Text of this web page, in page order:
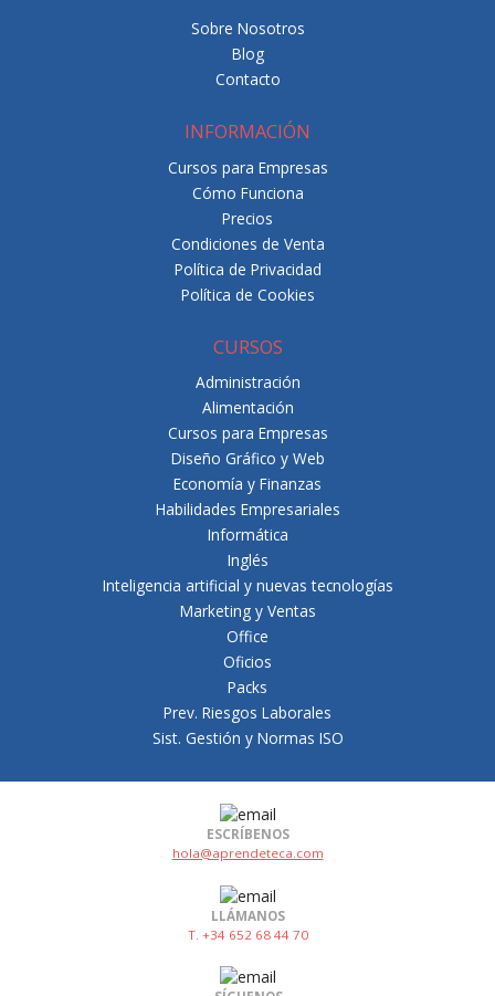
Sobre Nosotros
Blog
Contacto
INFORMACIÓN
Cursos para Empresas
Cómo Funciona
Precios
Condiciones de Venta
Política de Privacidad
Política de Cookies
CURSOS
Administración
Alimentación
Cursos para Empresas
Diseño Gráfico y Web
Economía y Finanzas
Habilidades Empresariales
Informática
Inglés
Inteligencia artificial y nuevas tecnologías
Marketing y Ventas
Office
Oficios
Packs
Prev. Riesgos Laborales
Sist. Gestión y Normas ISO
ESCRÍBENOS
hola@aprendeteca.com
LLÁMANOS
T. +34 652 68 44 70